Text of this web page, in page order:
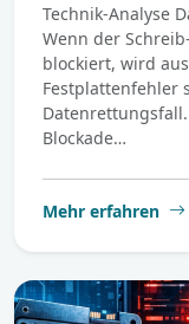
Technik-Analyse
Wenn der
blockiert, wird
Festplattenfehler
Blockade…
Mehr erfahren